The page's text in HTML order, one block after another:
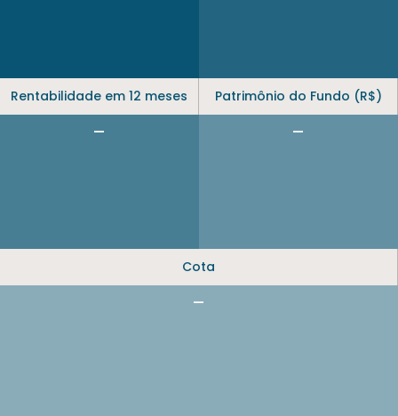
Rentabilidade em 12 meses
-
Patrimônio do Fundo (R$)
-
Cota
-